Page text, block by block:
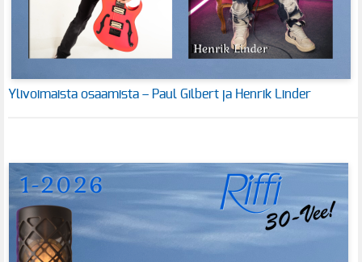
Ylivoimaista osaamista – Paul Gilbert ja Henrik Linder